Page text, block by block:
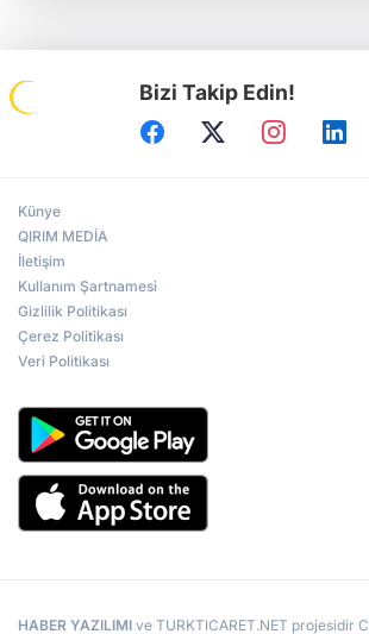
Bizi Takip Edin!
Künye
QIRIM MEDİA
İletişim
Kullanım Şartnamesi
Gizlilik Politikası
Çerez Politikası
Veri Politikası
HABER YAZILIMI ve TURKTICARET.NET projesidir